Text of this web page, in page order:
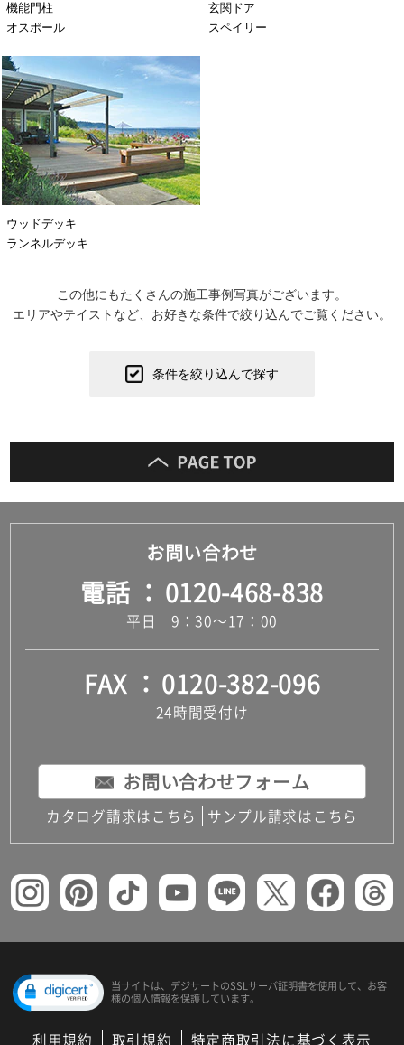
機能門柱
オスポール
玄関ドア
スペイリー
ウッドデッキ
ランネルデッキ
この他にもたくさんの施工事例写真がございます。
エリアやテイストなど、お好きな条件で絞り込んでご覧ください。
条件を絞り込んで探す
お問い合わせ
電話 0120-468-838
平日 9：30～17：00
FAX 0120-382-096
24時間受付け
お問い合わせフォーム
カタログ請求はこちら サンプル請求はこちら
当サイトは、デジサートのSSLサーバ証明書を使用して、 お客
様の個人情報を保護しています。
利用規約 取引規約 特定商取引法に基づく表示